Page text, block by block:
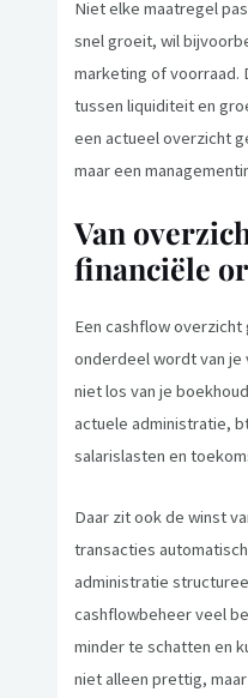
Niet elke maatregel
snel groeit, wil
marketing of voorraad.
tussen liquiditeit en
een actueel overzicht
maar een
Van
financiële
Een cashflow
onderdeel wordt van je
niet los van je
actuele administratie,
salarislasten en
Daar zit ook de winst
transacties
administratie
cashflowbeheer veel
minder te schatten en
niet alleen prettig,